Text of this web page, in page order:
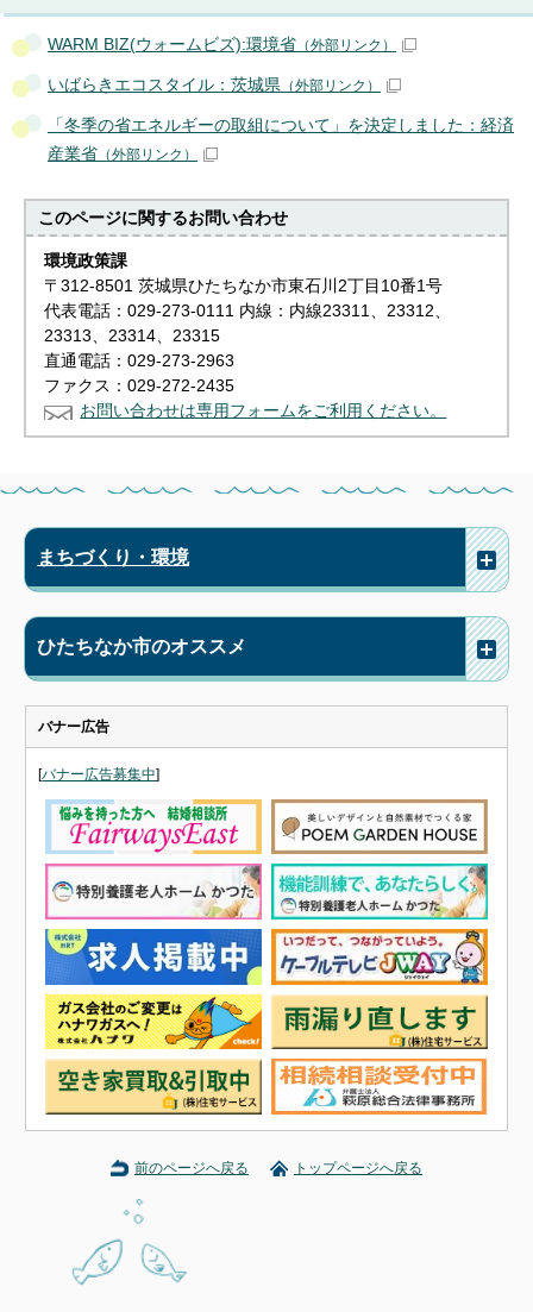
WARM BIZ(ウォームビズ):環境省 （外部リンク）
いばらきエコスタイル：茨城県 （外部リンク）
「冬季の省エネルギーの取組について」を決定しました：経済
産業省 （外部リンク）
このページに関するお問い合わせ
環境政策課
〒312-8501 茨城県ひたちなか市東石川2丁目10番1号
代表電話：029-273-0111 内線：内線23311、23312、
23313、23314、23315
直通電話：029-273-2963
ファクス：029-272-2435
お問い合わせは専用フォームをご利用ください。
まちづくり・環境
ひたちなか市のオススメ
バナー広告
[バナー広告募集中]
前のページへ戻る トップページへ戻る